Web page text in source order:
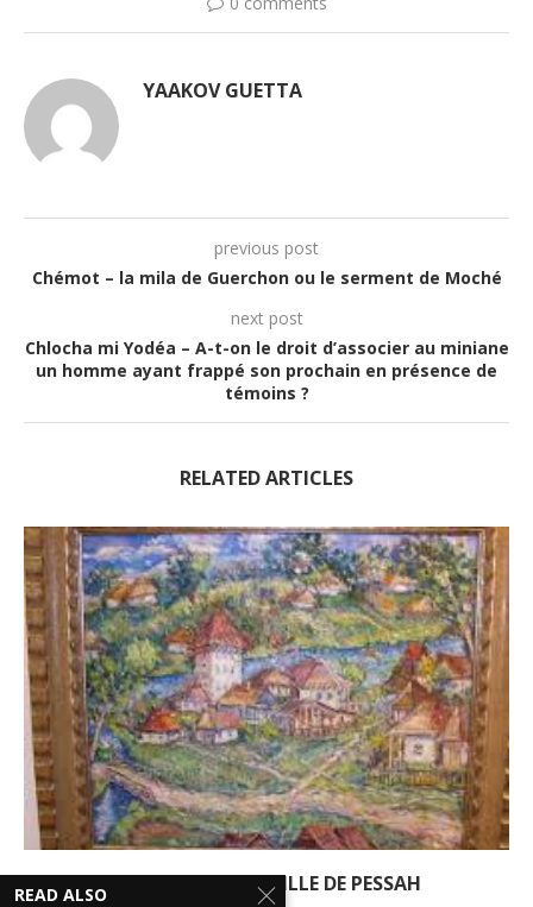
YAAKOV GUETTA
previous post
Chémot – la mila de Guerchon ou le serment de Moché
next post
Chlocha mi Yodéa – A-t-on le droit d’associer au miniane
un homme ayant frappé son prochain en présence de
témoins ?
RELATED ARTICLES
SEGOULA DE LA VEILLE DE PESSAH
READ ALSO